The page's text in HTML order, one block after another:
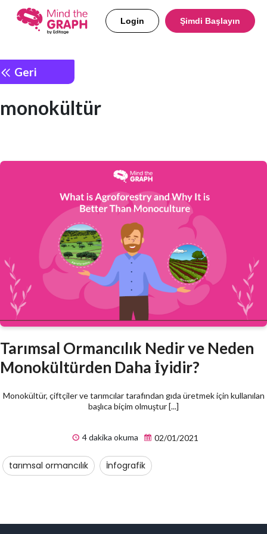
Login Şimdi Başlayın
Geri
monokültür
Tarımsal Ormancılık Nedir ve Neden
Monokültürden Daha İyidir?
Monokültür, çiftçiler ve tarımcılar tarafından gıda üretmek için kullanılan
başlıca biçim olmuştur [...]
4 dakika okuma 02/01/2021
tarımsal ormancılık İnfografik